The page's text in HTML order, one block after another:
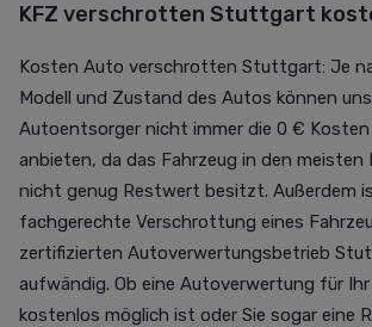
KFZ verschrotten Stuttgart
Kosten Auto verschrotten Stuttgart: Je
Modell und Zustand des Autos können
Autoentsorger nicht immer die 0 €
anbieten, da das Fahrzeug in den meisten
nicht genug Restwert besitzt. Außerdem
fachgerechte Verschrottung eines
zertifizierten Autoverwertungsbetrieb
aufwändig. Ob eine Autoverwertung für
kostenlos möglich ist oder Sie sogar eine